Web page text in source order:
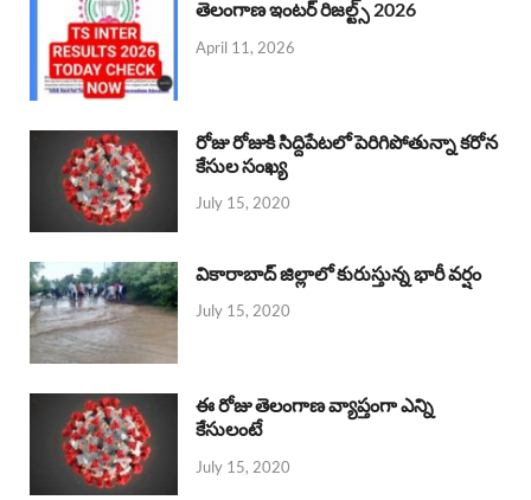
తెలంగాణ ఇంటర్ రిజల్ట్స్ 2026
April 11, 2026
రోజు రోజుకి సిద్దిపేటలో పెరిగిపోతున్నా కరోన
కేసుల సంఖ్య
July 15, 2020
వికారాబాద్ జిల్లాలో కురుస్తున్న భారీ వర్షం
July 15, 2020
ఈ రోజు తెలంగాణ వ్యాప్తంగా ఎన్ని
కేసులంటే
July 15, 2020